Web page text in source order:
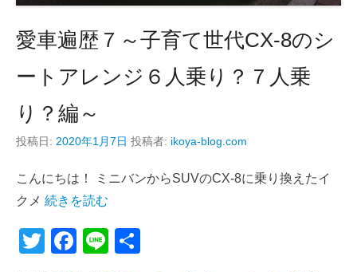
愛車遍歴７～子育て世代CX-8のシ
ートアレンジ６人乗り？７人乗
り？編～
投稿日: 2020年1月7日 投稿者: ikoya-blog.com
こんにちは！ ミニバンからSUVのCX-8に乗り換えたイ
クメ 続きを読む
T
F
Li